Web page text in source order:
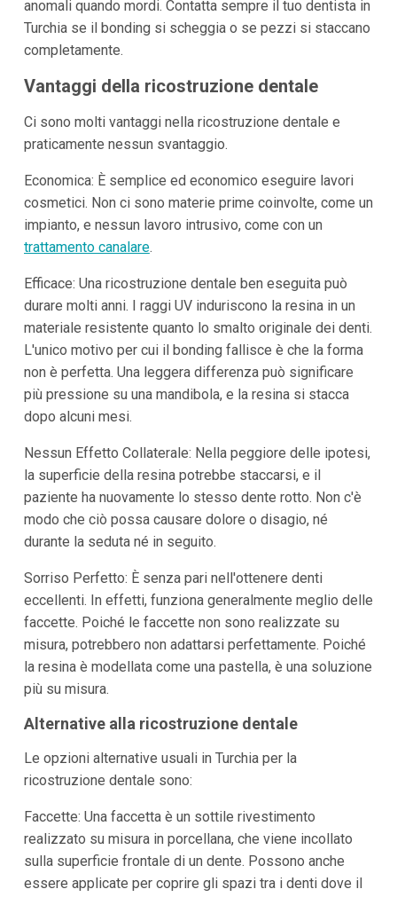
anomali quando mordi. Contatta sempre il tuo dentista in
Turchia se il bonding si scheggia o se pezzi si staccano
completamente.
Vantaggi della ricostruzione dentale
Ci sono molti vantaggi nella ricostruzione dentale e
praticamente nessun svantaggio.
Economica: È semplice ed economico eseguire lavori
cosmetici. Non ci sono materie prime coinvolte, come un
impianto, e nessun lavoro intrusivo, come con un
trattamento canalare.
Efficace: Una ricostruzione dentale ben eseguita può
durare molti anni. I raggi UV induriscono la resina in un
materiale resistente quanto lo smalto originale dei denti.
L'unico motivo per cui il bonding fallisce è che la forma
non è perfetta. Una leggera differenza può significare
più pressione su una mandibola, e la resina si stacca
dopo alcuni mesi.
Nessun Effetto Collaterale: Nella peggiore delle ipotesi,
la superficie della resina potrebbe staccarsi, e il
paziente ha nuovamente lo stesso dente rotto. Non c'è
modo che ciò possa causare dolore o disagio, né
durante la seduta né in seguito.
Sorriso Perfetto: È senza pari nell'ottenere denti
eccellenti. In effetti, funziona generalmente meglio delle
faccette. Poiché le faccette non sono realizzate su
misura, potrebbero non adattarsi perfettamente. Poiché
la resina è modellata come una pastella, è una soluzione
più su misura.
Alternative alla ricostruzione dentale
Le opzioni alternative usuali in Turchia per la
ricostruzione dentale sono:
Faccette: Una faccetta è un sottile rivestimento
realizzato su misura in porcellana, che viene incollato
sulla superficie frontale di un dente. Possono anche
essere applicate per coprire gli spazi tra i denti dove il